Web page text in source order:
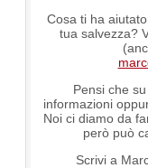
Cosa ti ha
tua salvezza?
Pensi che
informazioni
Noi ci diamo da
però può
Scrivi a